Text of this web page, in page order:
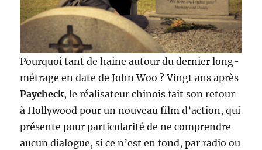
Pourquoi tant de haine autour du dernier long-
métrage en date de John Woo ? Vingt ans après
Paycheck, le réalisateur chinois fait son retour
à Hollywood pour un nouveau film d’action, qui
présente pour particularité de ne comprendre
aucun dialogue, si ce n’est en fond, par radio ou